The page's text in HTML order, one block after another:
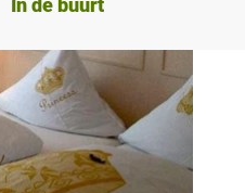
In de buurt